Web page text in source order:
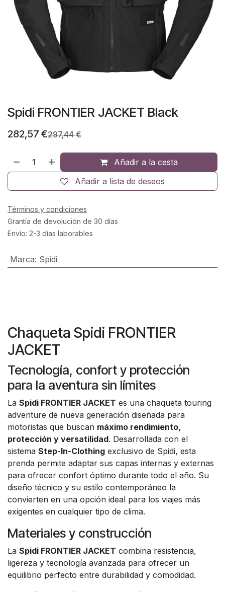
Spidi FRONTIER JACKET Black
282,57 €297,44€
Añadir a la cesta
Añadir a lista de deseos
Términos y condiciones
Grantía de devolución de 30 días
Envío: 2-3 días laborables
Marca: Spidi
Chaqueta Spidi FRONTIER
JACKET
Tecnología, confort y protección
para la aventura sin límites
La Spidi FRONTIER JACKET es una chaqueta touring
adventure de nueva generación diseñada para
motoristas que buscan máximo rendimiento,
protección y versatilidad. Desarrollada con el
sistema Step-In-Clothing exclusivo de Spidi, esta
prenda permite adaptar sus capas internas y externas
para ofrecer confort óptimo durante todo el año. Su
diseño técnico y su estilo contemporáneo la
convierten en una opción ideal para los viajes más
exigentes en cualquier tipo de clima.
Materiales y construcción
La Spidi FRONTIER JACKET combina resistencia,
ligereza y tecnología avanzada para ofrecer un
equilibrio perfecto entre durabilidad y comodidad.